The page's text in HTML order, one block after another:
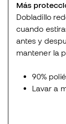
Más
Dobladillo
cuando
antes y
mantener la
90%
Lavar a